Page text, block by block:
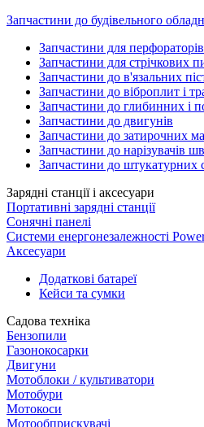
Запчастини до будівельного
Запчастини для
Запчастини для стрічкових
Запчастини до в'язальних
Запчастини до віброплит і
Запчастини до глибинних і
Запчастини до двигунів
Запчастини до затирочних
Запчастини до нарізувачів
Запчастини до штукатурних
Зарядні станції і аксесуари
Портативні зарядні станції
Сонячні панелі
Системи енергонезалежності
Аксесуари
Додаткові батареї
Кейси та сумки
Садова техніка
Бензопили
Газонокосарки
Двигуни
Мотоблоки / культиватори
Мотобури
Мотокоси
Мотообприскувачі